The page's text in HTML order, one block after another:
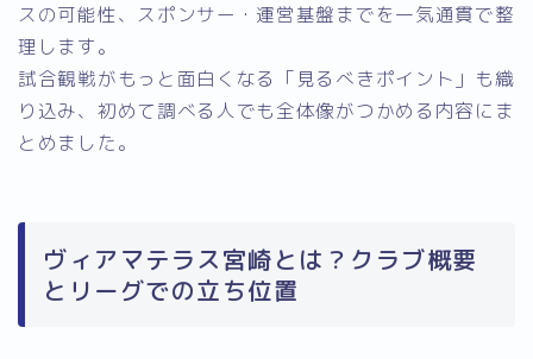
スの可能性、スポンサー・運営基盤までを一気通貫で整
理します。
試合観戦がもっと面白くなる「見るべきポイント」も織
り込み、初めて調べる人でも全体像がつかめる内容にま
とめました。
ヴィアマテラス宮崎とは？クラブ概要
とリーグでの立ち位置